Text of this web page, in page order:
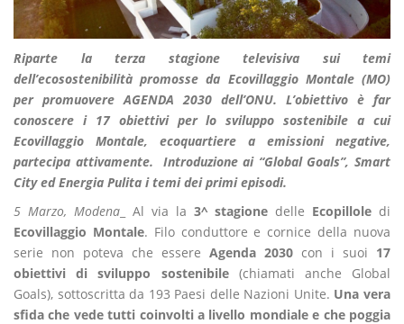
Riparte la terza stagione televisiva sui temi
dell’ecosostenibilità promosse da Ecovillaggio Montale (MO)
per promuovere AGENDA 2030 dell’ONU. L’obiettivo è far
conoscere i 17 obiettivi per lo sviluppo sostenibile a cui
Ecovillaggio Montale, ecoquartiere a emissioni negative,
partecipa attivamente. Introduzione ai “Global Goals”, Smart
City ed Energia Pulita i temi dei primi episodi.
5 Marzo, Modena _ Al via la 3^ stagione delle Ecopillole di
Ecovillaggio Montale. Filo conduttore e cornice della nuova
serie non poteva che essere Agenda 2030 con i suoi 17
obiettivi di sviluppo sostenibile (chiamati anche Global
Goals), sottoscritta da 193 Paesi delle Nazioni Unite. Una vera
sfida che vede tutti coinvolti a livello mondiale e che poggia